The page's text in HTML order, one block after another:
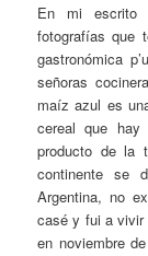
En mi escrito
fotografías que
gastronómica
señoras
maíz azul es
cereal que
producto de la
continente se
Argentina, no
casé y fui a vivir
en noviembre